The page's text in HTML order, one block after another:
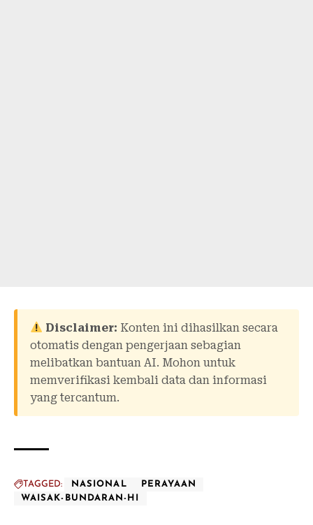
Disclaimer: Konten ini dihasilkan secara
otomatis dengan pengerjaan sebagian
melibatkan bantuan AI. Mohon untuk
memverifikasi kembali data dan informasi
yang tercantum.
TAGGED: NASIONAL
PERAYAAN
WAISAK-BUNDARAN-HI